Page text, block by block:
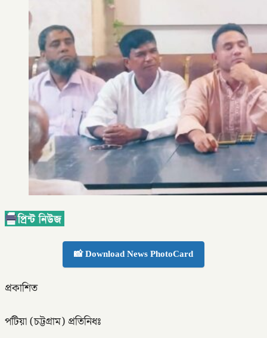
📸 Download News PhotoCard
প্রকাশিত
পটিয়া (চট্টগ্রাম) প্রতিনিধঃ